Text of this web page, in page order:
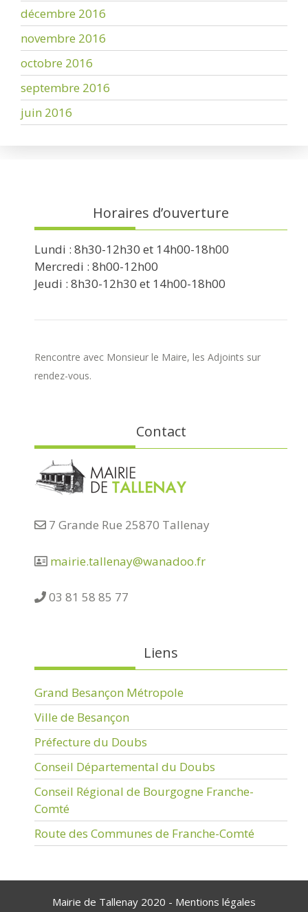
décembre 2016
novembre 2016
octobre 2016
septembre 2016
juin 2016
Horaires d’ouverture
Lundi : 8h30-12h30 et 14h00-18h00
Mercredi : 8h00-12h00
Jeudi : 8h30-12h30 et 14h00-18h00
Rencontre avec Monsieur le Maire, les Adjoints sur
rendez-vous.
Contact
7 Grande Rue 25870 Tallenay
mairie.tallenay@wanadoo.fr
03 81 58 85 77
Liens
Grand Besançon Métropole
Ville de Besançon
Préfecture du Doubs
Conseil Départemental du Doubs
Conseil Régional de Bourgogne Franche-
Comté
Route des Communes de Franche-Comté
Mairie de Tallenay 2020 - Mentions légales